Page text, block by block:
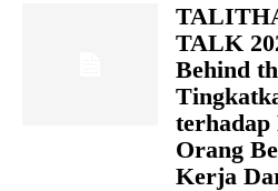
TALK
Behind
terhadap
Orang
Kerja